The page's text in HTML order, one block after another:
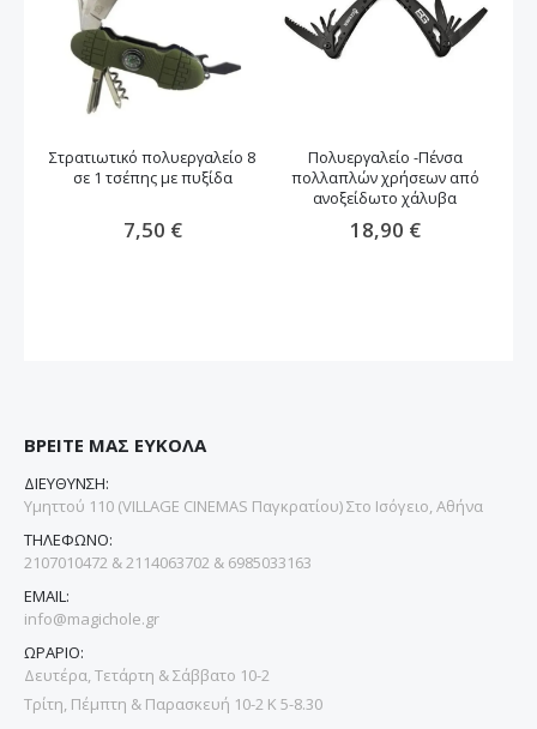
Στρατιωτικό πολυεργαλείο 8
σε 1 τσέπης με πυξίδα
7,50 €
Πολυεργαλείο -Πένσα
πολλαπλών χρήσεων από
ανοξείδωτο χάλυβα
18,90 €
ΒΡΕΙΤΕ ΜΑΣ ΕΥΚΟΛΑ
ΔΙΕΥΘΥΝΣΗ:
Υμηττού 110 (VILLAGE CINEMAS Παγκρατίου) Στο Ισόγειο, Αθήνα
ΤΗΛΕΦΩΝΟ:
2107010472 & 2114063702 & 6985033163
EMAIL:
info@magichole.gr
ΩΡΑΡΙΟ:
Δευτέρα, Τετάρτη & Σάββατο 10-2
Τρίτη, Πέμπτη & Παρασκευή 10-2 Κ 5-8.30